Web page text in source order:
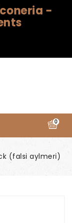
-
0
(falsi aylmeri)